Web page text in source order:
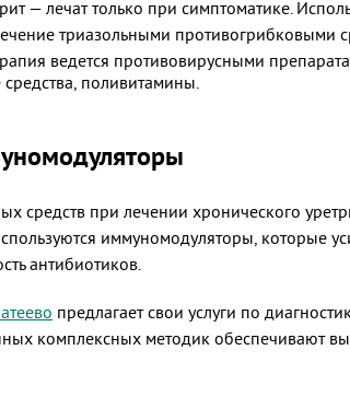
— лечат только при симптоматике.
триазольными противогрибковыми
ведется противовирусными
поливитамины.
средств при лечении хронического
иммуномодуляторы, которые
антибиотиков.
предлагает свои услуги по
комплексных методик обеспечивают